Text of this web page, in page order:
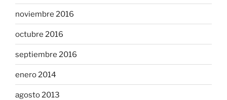
noviembre 2016
octubre 2016
septiembre 2016
enero 2014
agosto 2013